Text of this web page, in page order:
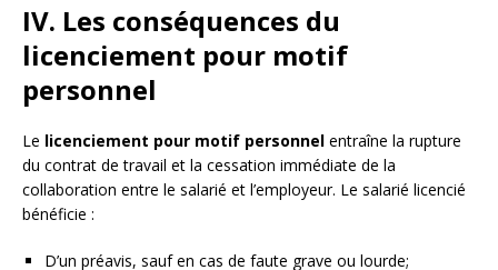
IV. Les conséquences du
licenciement pour motif
personnel
Le licenciement pour motif personnel entraîne la rupture
du contrat de travail et la cessation immédiate de la
collaboration entre le salarié et l’employeur. Le salarié licencié
bénéficie :
D’un préavis, sauf en cas de faute grave ou lourde;